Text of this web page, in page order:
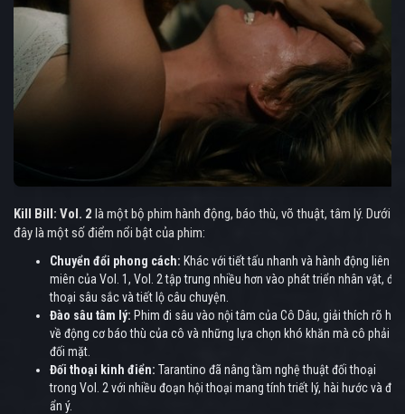
Kill Bill: Vol. 2 là một bộ phim hành động, báo thù, võ thuật, tâm lý. Dưới
đây là một số điểm nổi bật của phim:
Chuyển đổi phong cách: Khác với tiết tấu nhanh và hành động liên
miên của Vol. 1, Vol. 2 tập trung nhiều hơn vào phát triển nhân vật, đối
thoại sâu sắc và tiết lộ câu chuyện.
Đào sâu tâm lý: Phim đi sâu vào nội tâm của Cô Dâu, giải thích rõ hơn
về động cơ báo thù của cô và những lựa chọn khó khăn mà cô phải
đối mặt.
Đối thoại kinh điển: Tarantino đã nâng tầm nghệ thuật đối thoại
trong Vol. 2 với nhiều đoạn hội thoại mang tính triết lý, hài hước và đầy
ẩn ý.